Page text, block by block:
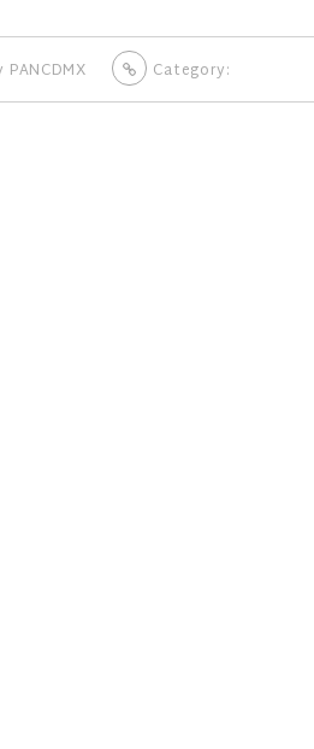
PANCDMX Category: